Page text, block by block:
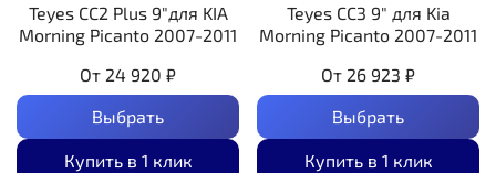
Teyes CC2 Plus 9"для KIA
Morning Picanto 2007-2011
От 24 920 ₽
Выбрать
Купить в 1 клик
Teyes CC3 9" для Kia
Morning Picanto 2007-2011
От 26 923 ₽
Выбрать
Купить в 1 клик